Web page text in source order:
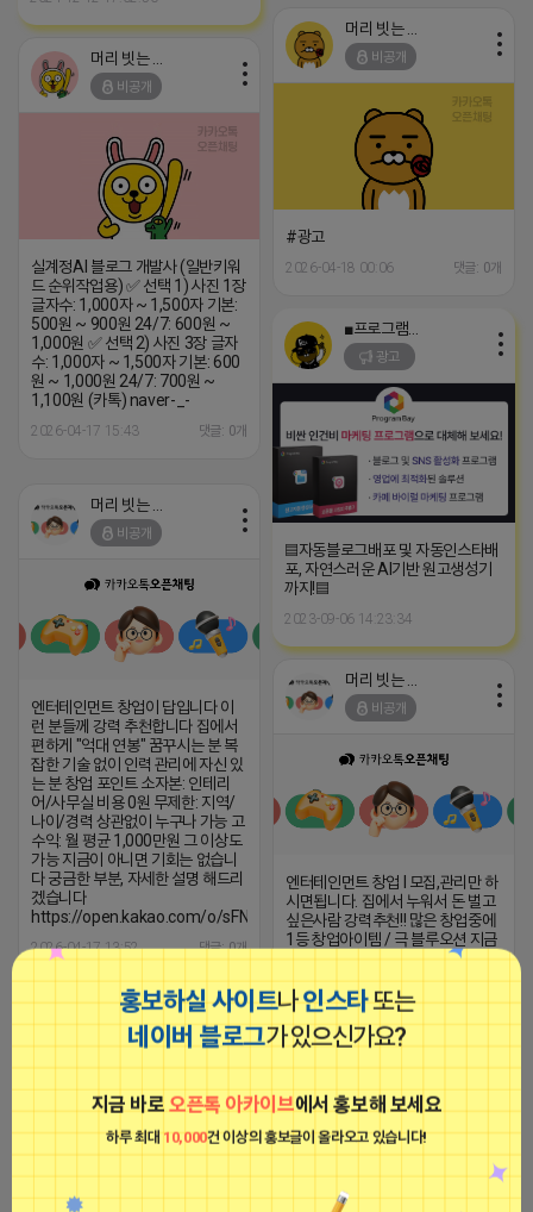
홍보하실 사이트나인스타또는
네이버 블로그가 있으신가요?
지금 바로오픈톡 아카이브에서 홍보해 보세요
하루 최대 10,000건 이상의 홍보글이 올라오고 있습니다!
비공개
#광고
2026-04-18 00:06 댓글: 0개
비공개
실계정AI 블로그 개발사 (일반키워
드 순위작업용) ✅ 선택 1) 사진 1장
글자수: 1,000자 ~ 1,500자 기본:
500원 ~ 900원 24/7: 600원 ~
1,000원 ✅ 선택 2) 사진 3장 글자
수: 1,000자 ~ 1,500자 기본: 600
원 ~ 1,000원 24/7: 700원 ~
1,100원 (카톡) naver-_-
2026-04-17 15:43 댓글: 0개
광고
▤자동블로그배포 및 자동인스타배
포, 자연스러운 AI기반 원고생성기
까지!▤
2023-09-06 14:23:34
비공개
엔터테인먼트 창업이 답입니다 이
런 분들께 강력 추천합니다 집에서
편하게 "억대 연봉" 꿈꾸시는 분 복
잡한 기술 없이 인력 관리에 자신 있
는 분 창업 포인트 소자본: 인테리
어/사무실 비용 0원 무제한: 지역/
나이/경력 상관없이 누구나 가능 고
수익: 월 평균 1,000만원 그 이상도
가능 지금이 아니면 기회는 없습니
다 궁금한 부분, 자세한 설명 해드리
겠습니다
https://open.kakao.com/o/sFN24Qei
2026-04-17 13:52 댓글: 0개
비공개
엔터테인먼트 창업 l 모집,관리만 하
시면됩니다. 집에서 누워서 돈 벌고
싶은사람 강력추천!! 많은 창업중에
1등 창업아이템 / 극 블루오션 지금
시작해야합니다!!! 극
2026-04-17 10:34
■아이피몬스터■
광고
비공개